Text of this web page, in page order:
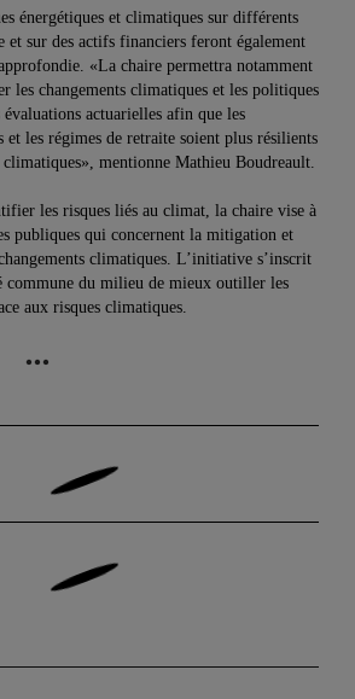
énergétiques et climatiques sur différents
et sur des actifs financiers feront également
«La chaire permettra notamment
les changements climatiques et les politiques
actuarielles afin que les
les régimes de retraite soient plus résilients
climatiques», mentionne Mathieu Boudreault.
les risques liés au climat, la chaire vise à
publiques qui concernent la mitigation et
climatiques. L’initiative s’inscrit
commune du milieu de mieux outiller les
aux risques climatiques.